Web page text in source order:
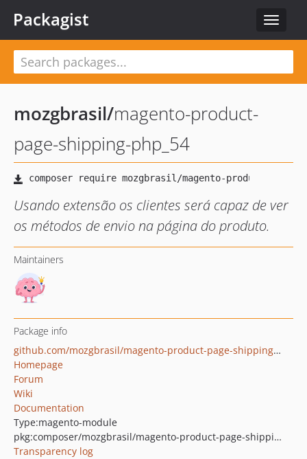
Toggle
Packagist
mozgbrasil/magento-product-
page-shipping-php_54
Usando extensão os clientes será capaz de ver
os métodos de envio na página do produto.
Maintainers
Package info
github.com/mozgbrasil/magento-product-page-shipping-php_54
Homepage
Forum
Wiki
Documentation
Type:magento-module
pkg:composer/mozgbrasil/magento-product-page-shipping-php_54
Transparency log